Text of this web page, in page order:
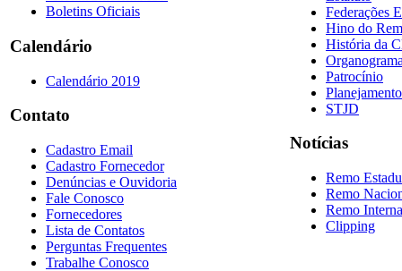
Boletins Oficiais
Calendário
Calendário 2019
Contato
Cadastro Email
Cadastro Fornecedor
Denúncias e Ouvidoria
Fale Conosco
Fornecedores
Lista de Contatos
Perguntas Frequentes
Trabalhe Conosco
Federações
Hino do
História da
Patrocínio
STJD
Notícias
Remo
Remo
Remo
Clipping